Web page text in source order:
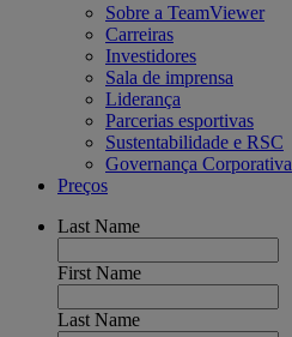
Sobre a TeamViewer
Carreiras
Investidores
Sala de imprensa
Liderança
Parcerias esportivas
Sustentabilidade e RSC
Governança Corporativa
Preços
Last Name
First Name
Last Name